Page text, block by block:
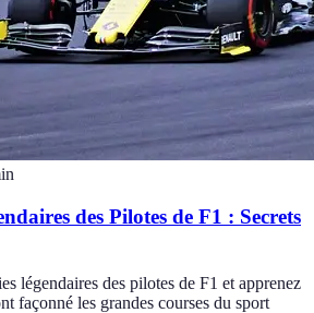
des Pilotes de F1 : Secrets
légendaires des pilotes de F1 et apprenez
façonné les grandes courses du sport